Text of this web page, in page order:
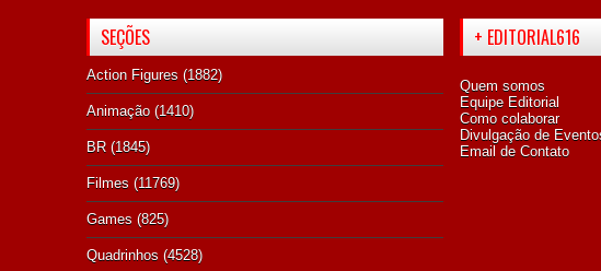
SEÇÕES
Action Figures (1882)
Animação (1410)
BR (1845)
Filmes (11769)
Games (825)
Quadrinhos (4528)
+ EDITORIAL616
Quem somos
Equipe Editorial
Como colaborar
Divulgação de
Email de Contato